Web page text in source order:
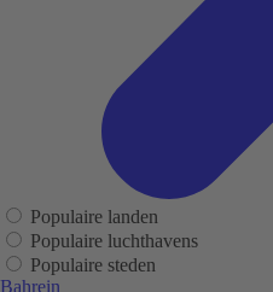
Populaire landen
Populaire luchthavens
Populaire steden
Bahrein